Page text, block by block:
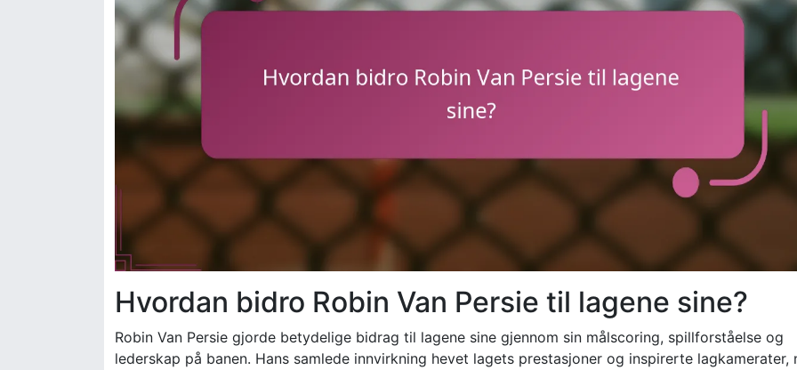
Hvordan bidro Robin Van Persie til lagene sine?
Robin Van Persie gjorde betydelige bidrag til lagene sine gjennom sin målscoring, spillforståelse og
lederskap på banen. Hans samlede innvirkning hevet lagets prestasjoner og inspirerte lagkamerater,